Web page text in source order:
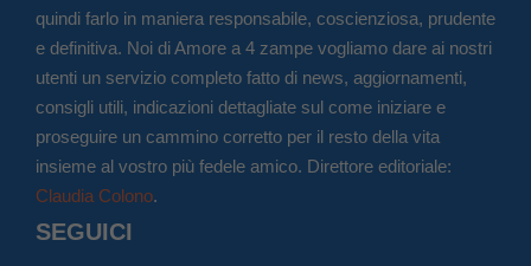
quindi farlo in maniera responsabile, coscienziosa, prudente
e definitiva. Noi di Amore a 4 zampe vogliamo dare ai nostri
utenti un servizio completo fatto di news, aggiornamenti,
consigli utili, indicazioni dettagliate sul come iniziare e
proseguire un cammino corretto per il resto della vita
insieme al vostro più fedele amico. Direttore editoriale:
Claudia Colono.
SEGUICI